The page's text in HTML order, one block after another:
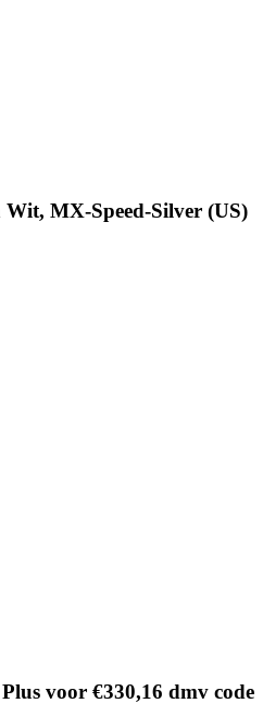
MX-Speed-Silver (US)
voor €330,16 dmv code